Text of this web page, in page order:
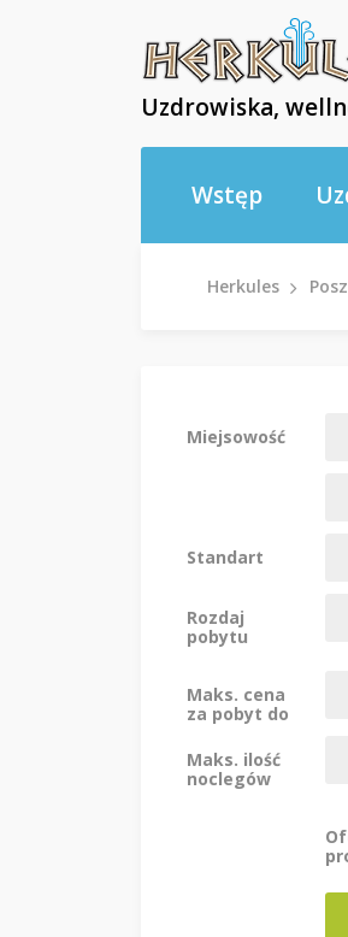
Uzdrowiska,
Wstęp
Herkules
Miejsowość
Standart
Rozdaj
pobytu
Maks. cena
za pobyt do
Maks. ilość
noclegów